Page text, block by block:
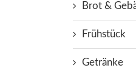
Brot &
Frühstück
Getränke